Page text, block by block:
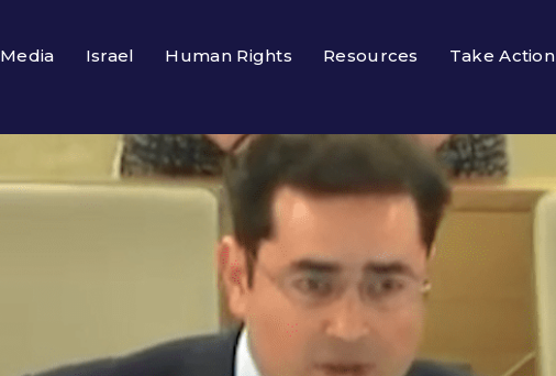
Media Israel Human Rights Resources Take Action